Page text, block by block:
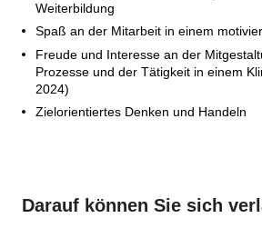
Weiterbildung
Spaß an der Mitarbeit in einem
Freude und Interesse an der
Prozesse und der Tätigkeit in einem
2024)
Zielorientiertes Denken und Handeln
Darauf können Sie sich